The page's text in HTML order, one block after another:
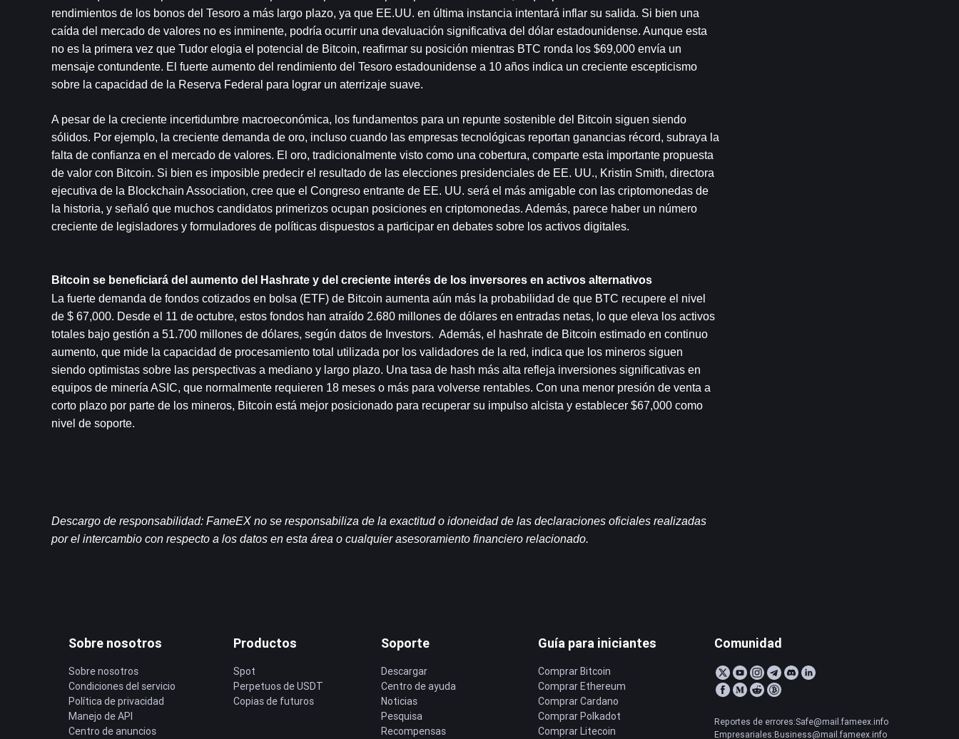
rendimientos de los bonos del Tesoro a más largo plazo, ya que EE.UU. en última instancia intentará inflar su salida. Si bien una
caída del mercado de valores no es inminente, podría ocurrir una devaluación significativa del dólar estadounidense. Aunque esta
no es la primera vez que Tudor elogia el potencial de Bitcoin, reafirmar su posición mientras BTC ronda los $69,000 envía un
mensaje contundente. El fuerte aumento del rendimiento del Tesoro estadounidense a 10 años indica un creciente escepticismo
sobre la capacidad de la Reserva Federal para lograr un aterrizaje suave.
A pesar de la creciente incertidumbre macroeconómica, los fundamentos para un repunte sostenible del Bitcoin siguen siendo
sólidos. Por ejemplo, la creciente demanda de oro, incluso cuando las empresas tecnológicas reportan ganancias récord, subraya la
falta de confianza en el mercado de valores. El oro, tradicionalmente visto como una cobertura, comparte esta importante propuesta
de valor con Bitcoin. Si bien es imposible predecir el resultado de las elecciones presidenciales de EE. UU., Kristin Smith, directora
ejecutiva de la Blockchain Association, cree que el Congreso entrante de EE. UU. será el más amigable con las criptomonedas de
la historia, y señaló que muchos candidatos primerizos ocupan posiciones en criptomonedas. Además, parece haber un número
creciente de legisladores y formuladores de políticas dispuestos a participar en debates sobre los activos digitales.
Bitcoin se beneficiará del aumento del Hashrate y del creciente interés de los inversores en activos alternativos
La fuerte demanda de fondos cotizados en bolsa (ETF) de Bitcoin aumenta aún más la probabilidad de que BTC recupere el nivel
de $ 67,000. Desde el 11 de octubre, estos fondos han atraído 2.680 millones de dólares en entradas netas, lo que eleva los activos
totales bajo gestión a 51.700 millones de dólares, según datos de Investors.  Además, el hashrate de Bitcoin estimado en continuo
aumento, que mide la capacidad de procesamiento total utilizada por los validadores de la red, indica que los mineros siguen
siendo optimistas sobre las perspectivas a mediano y largo plazo. Una tasa de hash más alta refleja inversiones significativas en
equipos de minería ASIC, que normalmente requieren 18 meses o más para volverse rentables. Con una menor presión de venta a
corto plazo por parte de los mineros, Bitcoin está mejor posicionado para recuperar su impulso alcista y establecer $67,000 como
nivel de soporte.
Descargo de responsabilidad: FameEX no se responsabiliza de la exactitud o idoneidad de las declaraciones oficiales realizadas
por el intercambio con respecto a los datos en esta área o cualquier asesoramiento financiero relacionado.
Sobre nosotros
Sobre nosotros
Condiciones del servicio
Política de privacidad
Manejo de API
Centro de anuncios
Productos
Spot
Perpetuos de USDT
Copias de futuros
Soporte
Descargar
Centro de ayuda
Noticias
Pesquisa
Recompensas
Guía para iniciantes
Comprar Bitcoin
Comprar Ethereum
Comprar Cardano
Comprar Polkadot
Comprar Litecoin
Comunidad
Reportes de errores:Safe@mail.fameex.info
Empresariales:Business@mail.fameex.info